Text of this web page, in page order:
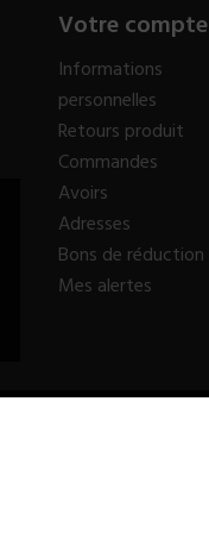
Votre compte
Informations
personnelles
Retours produit
Commandes
Avoirs
Adresses
Bons de réduction
Mes alertes